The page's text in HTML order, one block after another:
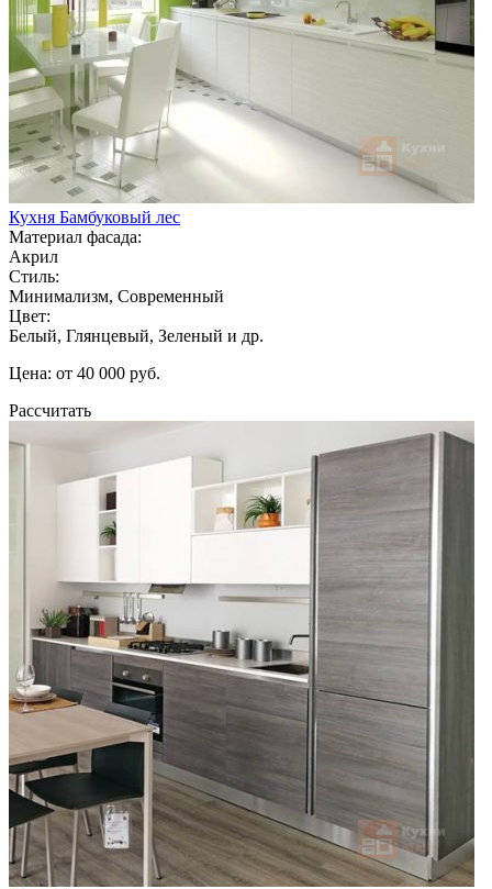
Кухня Бамбуковый лес
Материал фасада:
Акрил
Стиль:
Минимализм, Современный
Цвет:
Белый, Глянцевый, Зеленый и др.
Цена: от 40 000 руб.
Рассчитать